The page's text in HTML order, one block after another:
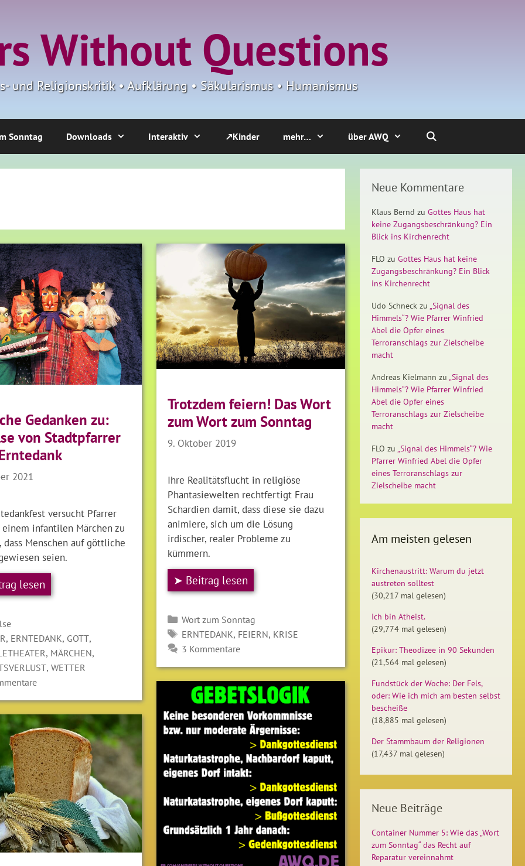
Without Questions
und Religionskritik • Aufklärung • Säkularismus • Humanismus
Sonntag Downloads Interaktiv ↗Kinder mehr… über AWQ
Gedanken zu:
von Stadtpfarrer
2021
versucht Pfarrer
infantilen Märchen zu
dass Menschen auf göttliche
seien.
lesen
, ERNTEDANK, GOTT,
, MÄRCHEN,
, WETTER
Trotzdem feiern! Das Wort
zum Wort zum Sonntag
9. Oktober 2019
Ihre Realitätsflucht in religiöse
Phantasiewelten rechtfertigt Frau
Schardien damit, dass diese sie dazu
animiere, sich um die Lösung
irdischer, realer Probleme zu
kümmern.
➤ Beitrag lesen
Kategorien
Wort zum Sonntag
SCHLAGWÖRTER
ERNTEDANK, FEIERN, KRISE
3 Kommentare
Neue Kommentare
Klaus Bernd zu Gottes Haus hat
keine Zugangsbeschränkung? Ein
Blick ins Kirchenrecht
FLO zu Gottes Haus hat keine
Zugangsbeschränkung? Ein Blick
ins Kirchenrecht
Udo Schneck zu „Signal des
Himmels“? Wie Pfarrer Winfried
Abel die Opfer eines
Terroranschlags zur Zielscheibe
macht
Andreas Kielmann zu „Signal des
Himmels“? Wie Pfarrer Winfried
Abel die Opfer eines
Terroranschlags zur Zielscheibe
macht
FLO zu „Signal des Himmels“? Wie
Pfarrer Winfried Abel die Opfer
eines Terroranschlags zur
Zielscheibe macht
Am meisten gelesen
Kirchenaustritt: Warum du jetzt
austreten solltest
(30,217 mal gelesen)
Ich bin Atheist.
(29,774 mal gelesen)
Epikur: Theodizee in 90 Sekunden
(21,564 mal gelesen)
Fundstück der Woche: Der Fels,
oder: Wie ich mich am besten selbst
bescheiße
(18,885 mal gelesen)
Der Stammbaum der Religionen
(17,437 mal gelesen)
Neue Beiträge
Container Nummer 5: Wie das „Wort
zum Sonntag“ das Recht auf
Reparatur vereinnahmt